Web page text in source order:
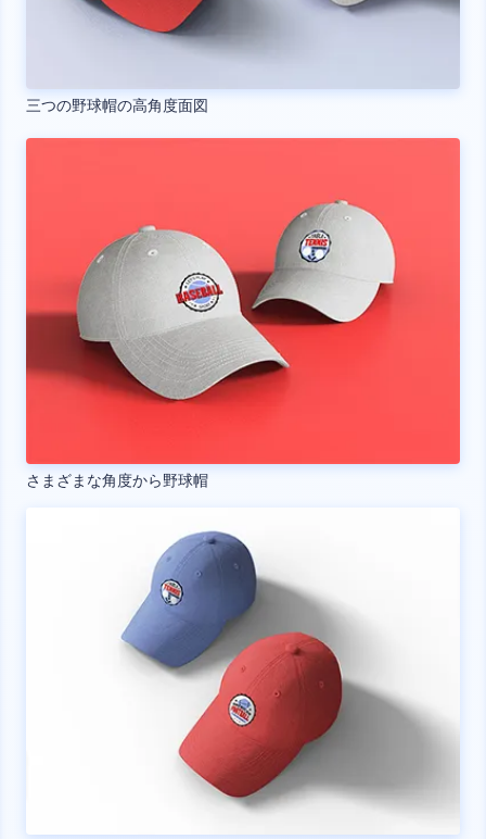
三つの野球帽の高角度面図
さまざまな角度から野球帽